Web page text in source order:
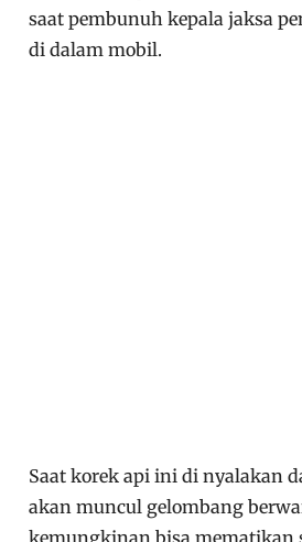
saat pembunuh kepala jaksa
di dalam mobil.
Saat korek api ini di nyalakan
akan muncul gelombang